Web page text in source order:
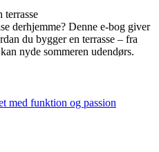
terrasse
derhjemme? Denne e-bog giver
du bygger en terrasse – fra
nyde sommeren udendørs.
med funktion og passion